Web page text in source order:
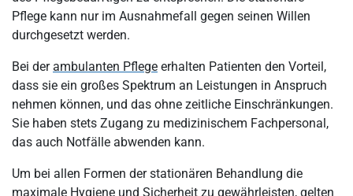
Pflege kann nur im Ausnahmefall gegen seinen Willen
durchgesetzt werden.
Bei derambulanten Pflege erhalten Patienten den Vorteil,
dass sie ein großes Spektrum an Leistungen in Anspruch
nehmen können, und das ohne zeitliche Einschränkungen.
Sie haben stets Zugang zu medizinischem Fachpersonal,
das auch Notfälle abwenden kann.
Um bei allen Formen der stationären Behandlung die
maximale Hygiene und Sicherheit zu gewährleisten, gelten